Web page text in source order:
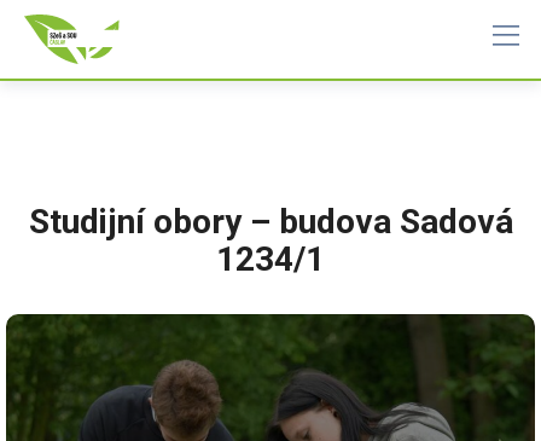
Studijní obory – budova Sadová
1234/1